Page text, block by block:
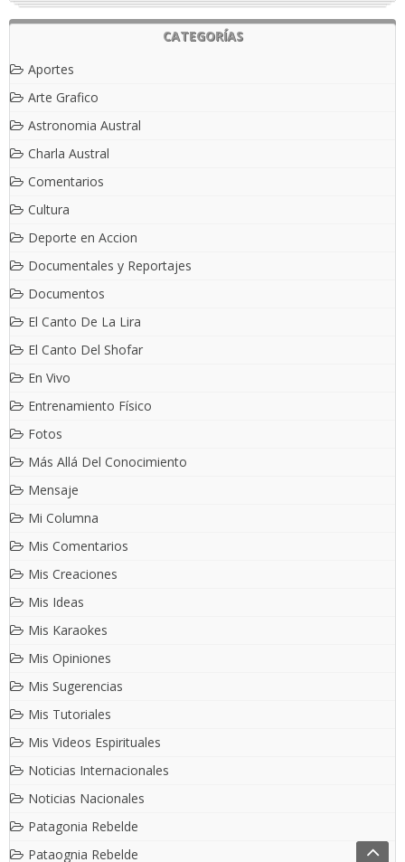
CATEGORÍAS
Aportes
Arte Grafico
Astronomia Austral
Charla Austral
Comentarios
Cultura
Deporte en Accion
Documentales y Reportajes
Documentos
El Canto De La Lira
El Canto Del Shofar
En Vivo
Entrenamiento Físico
Fotos
Más Allá Del Conocimiento
Mensaje
Mi Columna
Mis Comentarios
Mis Creaciones
Mis Ideas
Mis Karaokes
Mis Opiniones
Mis Sugerencias
Mis Tutoriales
Mis Videos Espirituales
Noticias Internacionales
Noticias Nacionales
Patagonia Rebelde
Pataognia Rebelde